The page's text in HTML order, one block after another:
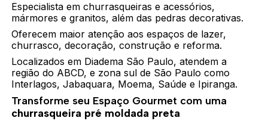
Especialista em churrasqueiras e acessórios,
mármores e granitos, além das pedras decorativas.
Oferecem maior atenção aos espaços de lazer,
churrasco, decoração, construção e reforma.
Localizados em Diadema São Paulo, atendem a
região do ABCD, e zona sul de São Paulo como
Interlagos, Jabaquara, Moema, Saúde e Ipiranga.
Transforme seu Espaço Gourmet com uma
churrasqueira pré moldada preta